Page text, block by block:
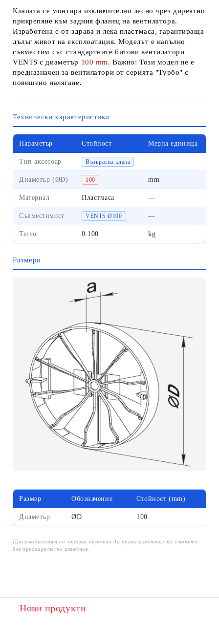
Клапата се монтира изключително лесно чрез директно
прикрепяне към задния фланец на вентилатора.
Изработена е от здрава и лека пластмаса, гарантираща
дълъг живот на експлоатация. Моделът е напълно
съвместим със стандартните битови вентилатори
VENTS с диаметър 100 mm.Важно: Този модел не е
предназначен за вентилатори от серията "Турбо" с
повишено налягане.
Технически характеристики
Параметър Стойност Мерна единица
Тип аксесоар Възвратна клапа —
Диаметър (ØD) 100 mm
Материал Пластмаса —
Съвместимост VENTS Ø100 —
Тегло 0.100 kg
Размери
Размер Обозначение Стойност (mm)
Диаметър ØD 100
Производителят си запазва правото да прави изменения по стоките
без предварително известие.
Нови продукти